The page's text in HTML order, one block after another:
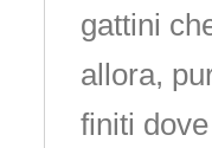
gattini
allora,
finiti